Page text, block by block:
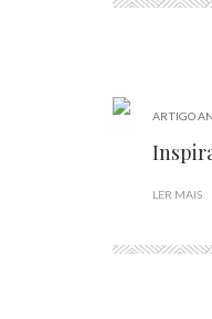
ARTIGO
LER MAIS